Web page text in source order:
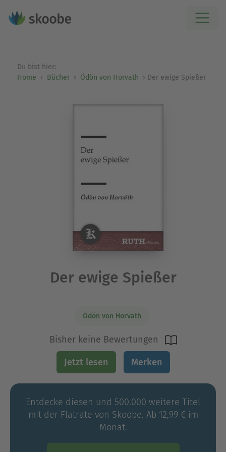
Du bist hier:
Home
Bücher Ödön von Horvath Der ewige Spießer
Der ewige Spießer
Ödön von Horvath
Bisher keine Bewertungen
Jetzt lesen Merken
Entdecke diesen und 500.000 weitere Titel
mit der Flatrate von Skoobe. Ab 12,99 € im
Monat.